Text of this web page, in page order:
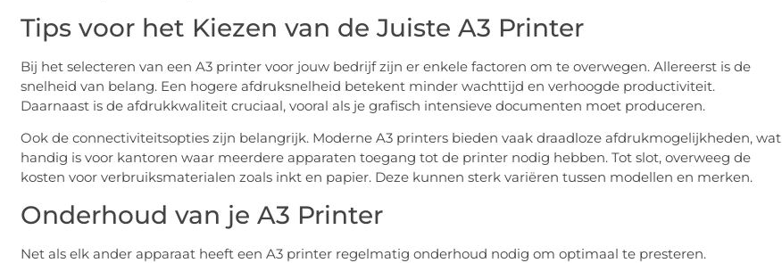
Tips voor het Kiezen van de Juiste A3 Printer
Bij het selecteren van een A3 printer voor jouw bedrijf zijn er enkele factoren om te overwegen. Allereerst is de
snelheid van belang. Een hogere afdruksnelheid betekent minder wachttijd en verhoogde productiviteit.
Daarnaast is de afdrukkwaliteit cruciaal, vooral als je grafisch intensieve documenten moet produceren.
Ook de connectiviteitsopties zijn belangrijk. Moderne A3 printers bieden vaak draadloze afdrukmogelijkheden, wat
handig is voor kantoren waar meerdere apparaten toegang tot de printer nodig hebben. Tot slot, overweeg de
kosten voor verbruiksmaterialen zoals inkt en papier. Deze kunnen sterk variëren tussen modellen en merken.
Onderhoud van je A3 Printer
Net als elk ander apparaat heeft een A3 printer regelmatig onderhoud nodig om optimaal te presteren.